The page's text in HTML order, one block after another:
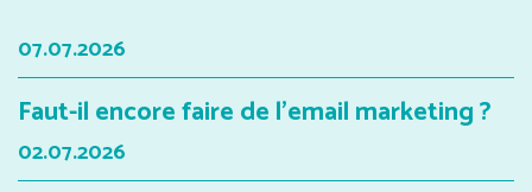
07.07.2026
Faut-il encore faire de l'email marketing ?
02.07.2026